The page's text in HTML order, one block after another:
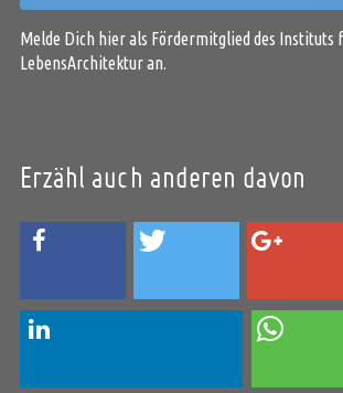
Melde Dich hier als Fördermitglied des Instituts
LebensArchitektur an.
Erzähl auch anderen davon